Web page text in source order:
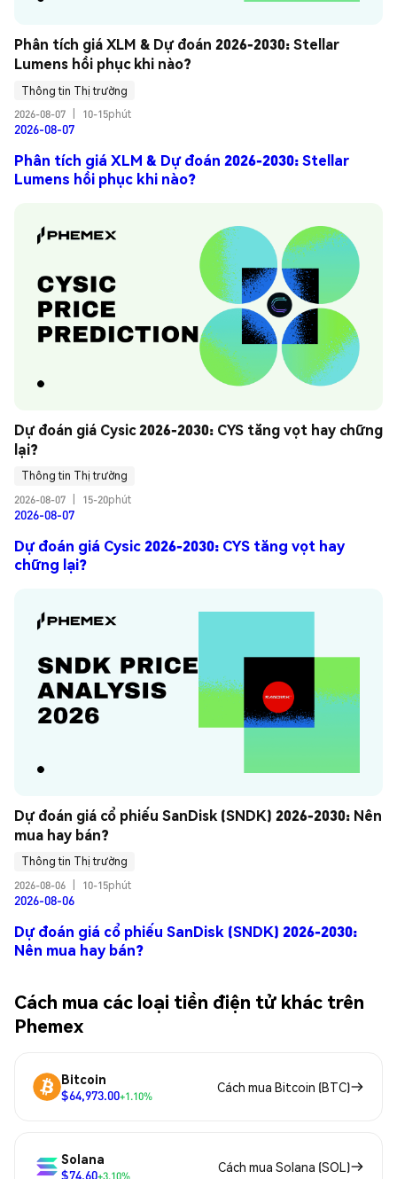
Phân tích giá XLM & Dự đoán 2026-2030: Stellar
Lumens hồi phục khi nào?
Thông tin Thị trường
2026-08-07
10-15phút
2026-08-07
Phân tích giá XLM & Dự đoán 2026-2030: Stellar
Lumens hồi phục khi nào?
Dự đoán giá Cysic 2026-2030: CYS tăng vọt hay chững
lại?
Thông tin Thị trường
2026-08-07
15-20phút
2026-08-07
Dự đoán giá Cysic 2026-2030: CYS tăng vọt hay
chững lại?
Dự đoán giá cổ phiếu SanDisk (SNDK) 2026-2030: Nên
mua hay bán?
Thông tin Thị trường
2026-08-06
10-15phút
2026-08-06
Dự đoán giá cổ phiếu SanDisk (SNDK) 2026-2030:
Nên mua hay bán?
Cách mua các loại tiền điện tử khác trên
Phemex
Bitcoin
$64,973.00+1.10%
Cách mua Bitcoin (BTC)
Solana
$74.60+3.10%
Cách mua Solana (SOL)